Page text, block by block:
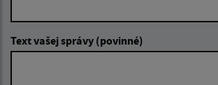
Text vašej správy (povinné)